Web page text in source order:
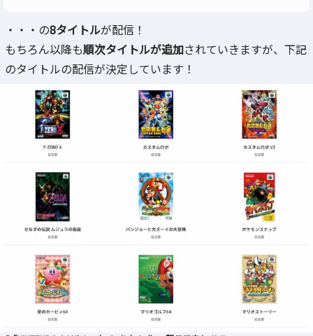
・・・の8タイトルが配信！
もちろん以降も順次タイトルが追加されていきますが、下記
のタイトルの配信が決定しています！